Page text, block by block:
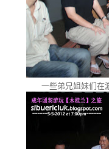
一些弟兄姐妹们在